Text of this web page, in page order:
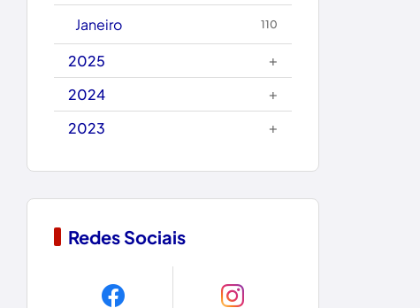
Caraíbas
Carinhanha
Caturama
Chapada Diamantina
Condeúba
Copa do Mundo 2026
Dom Basílio
Janeiro 110
2025
+
2024
+
2023
+
Redes Sociais